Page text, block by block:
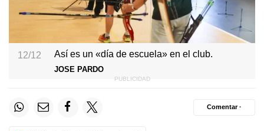
12/12 Así es un «día de escuela» en el club.
JOSE PARDO
Comentar ·